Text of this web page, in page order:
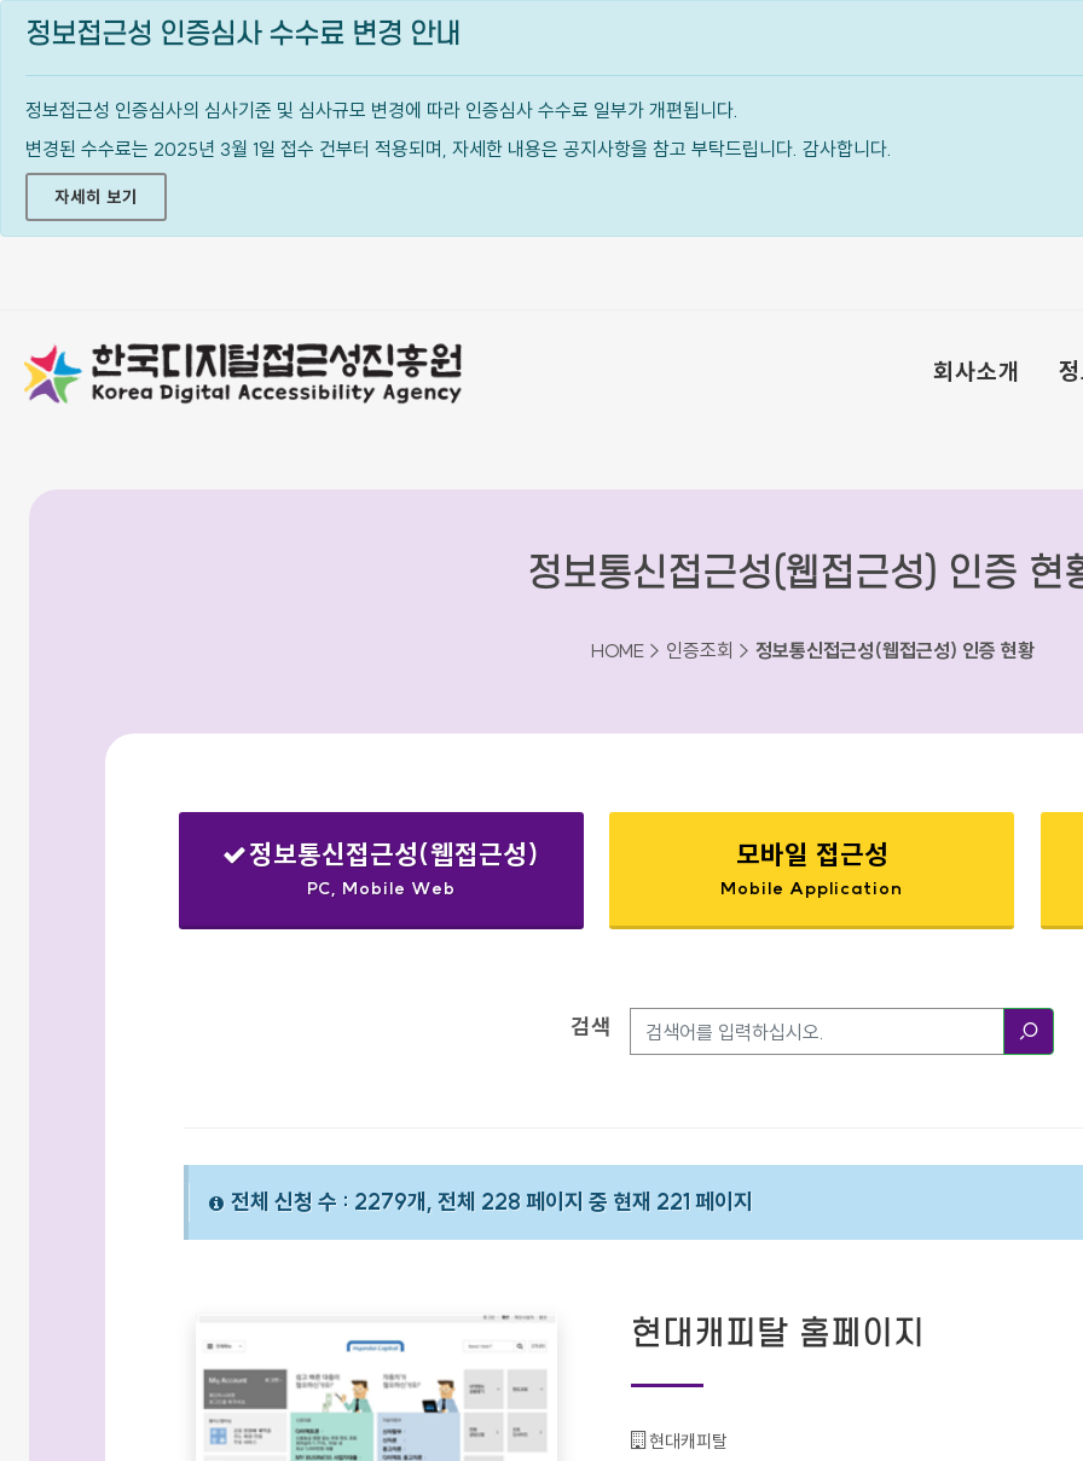
정보접근성 인증심사 수수료 변경 안내
정보접근성 인증심사의 심사기준 및 심사규모 변경에 따라 인증심사 수수료 일부가 개편됩니다.
변경된 수수료는 2025년 3월 1일 접수 건부터 적용되며, 자세한 내용은 공지사항을 참고 부탁드립니다. 감사합니다.
자세히 보기
회사소개
정보통신접근성(웹접근성) 인증 현
HOME > 인증조회 > 정보통신접근성(웹접근성) 인증 현황
정보통신접근성(웹접근성)
PC, Mobile Web
모바일 접근성
Mobile Application
검색
전체 신청 수 : 2279개, 전체 228 페이지 중 현재 221 페이지
현대캐피탈 홈페이지
기관명 :
현대캐피탈